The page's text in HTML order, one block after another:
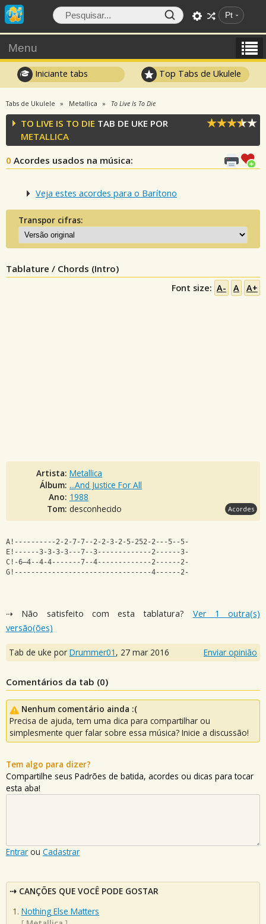
Pt
Menu
Iniciante tabs Top Tabs de Ukulele
Tabs de Ukulele Metallica To Live Is To Die
TO LIVE IS TO DIE TAB DE UKE POR
METALLICA
0 Acordes usados na música:
Veja estes acordes para o Barítono
Transpor cifras:
Tablature / Chords (Intro)
Font size: A- A A+
Artista: Metallica
Álbum: ...And Justice For All
Ano: 1988
Tom: desconhecido Acordes
A!----------2-2-7-7--2-2-3-2-5-252-2---5--5-
E!------3-3-3-3---7--3-------------2------3-
C!-6—4--4-4-------7--4-------------2------2-
G!---------------------------------4------2-
⇢ Não satisfeito com esta tablatura? Ver 1 outra(s)
versão(ões)
Tab de uke por Drummer01 , 27 mar 2016 Enviar opinião
Comentários da tab (0)
Nenhum comentário ainda :(
Precisa de ajuda, tem uma dica para compartilhar ou
simplesmente quer falar sobre essa música? Inicie a discussão!
Tem algo para dizer?
Compartilhe seus Padrões de batida, acordes ou dicas para tocar
esta aba!
Entrar ou Cadastrar
CANÇÕES QUE VOCÊ PODE GOSTAR
Nothing Else Matters